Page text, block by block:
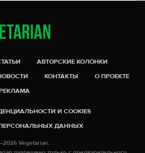
АВТОРСКИЕ КОЛОНКИ
КОНТАКТЫ
О ПРОЕКТЕ
И COOKIES
ДАННЫХ
Vegetarian.